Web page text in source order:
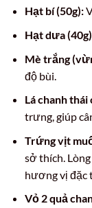
Hạt bí (50g):
Hạt dưa
Mè trắng
độ bùi.
Lá chanh thái
trưng, giúp
Trứng vịt
sở thích.
hương vị đặc
Vỏ 2 quả